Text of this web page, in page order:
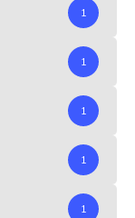
1
1
1
1
1